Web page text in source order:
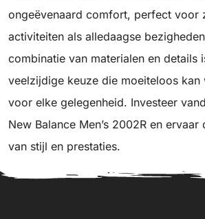
ongeëvenaard comfort, perfect voor
activiteiten als alledaagse
combinatie van materialen en details
veelzijdige keuze die moeiteloos kan
voor elke gelegenheid. Investeer
New Balance Men’s 2002R en
van stijl en prestaties.